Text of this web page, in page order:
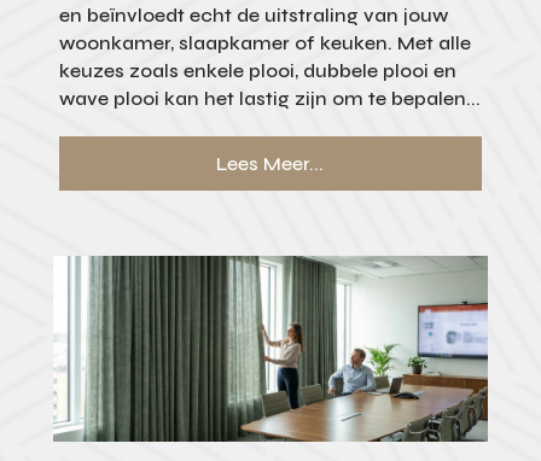
en beïnvloedt echt de uitstraling van jouw
woonkamer, slaapkamer of keuken. Met alle
keuzes zoals enkele plooi, dubbele plooi en
wave plooi kan het lastig zijn om te bepalen...
Lees Meer...